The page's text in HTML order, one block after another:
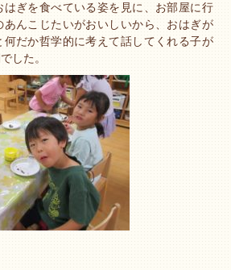
ぎを食べている姿を見に、お部屋に行
あんこじたいがおいしいから、おはぎが
だか哲学的に考えて話してくれる子が
した。